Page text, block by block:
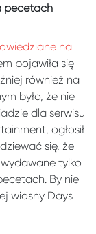
pecetach
na
pojawiła się
również na
było, że nie
dla serwisu
ogłosił
się, że
tylko
By nie
wiosny Days